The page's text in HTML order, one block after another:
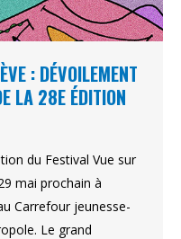
: DÉVOILEMENT
LA 28E ÉDITION
du Festival Vue sur
mai prochain à
Carrefour jeunesse-
Le grand